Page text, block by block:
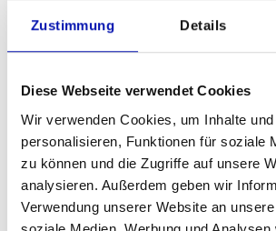
Zustimmung Details
Diese Webseite verwendet Cookies
Wir verwenden Cookies, um Inhalte
personalisieren, Funktionen für soziale
zu können und die Zugriffe auf unsere
analysieren. Außerdem geben wir
Verwendung unserer Website an
Kontakt für Rückfragen
Astrid Allet
astrid.allet@sbv-fsa.ch
0313908837